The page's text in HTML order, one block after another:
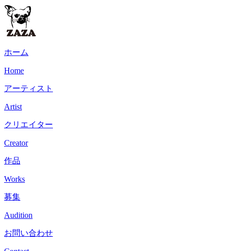
ホーム
Home
アーティスト
Artist
クリエイター
Creator
作品
Works
募集
Audition
お問い合わせ